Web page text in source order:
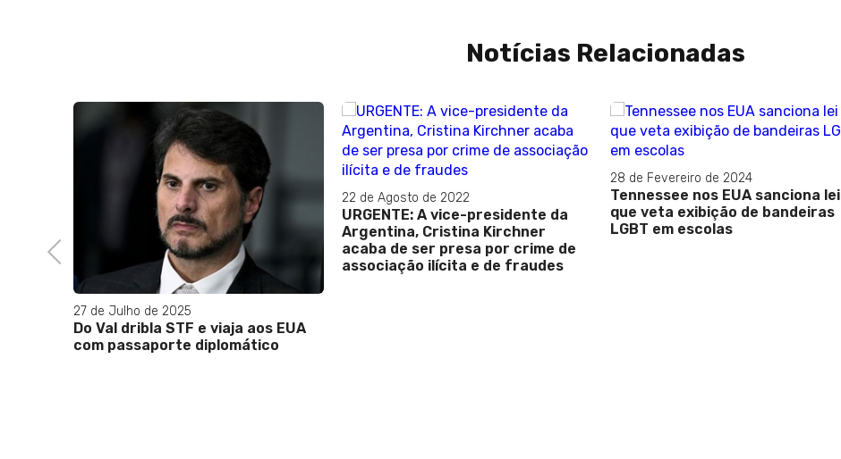
Notícias Relacionadas
Previous
27 de Julho de 2025
Do Val dribla STF e viaja aos EUA
com passaporte diplomático
22 de Agosto de 2022
URGENTE: A vice-presidente da
Argentina, Cristina Kirchner
acaba de ser presa por crime de
associação ilícita e de fraudes
28 de Fevereiro de 2024
Tennessee nos EUA sanciona lei
que veta exibição de bandeiras
LGBT em escolas